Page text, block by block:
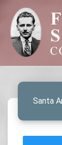
Santa